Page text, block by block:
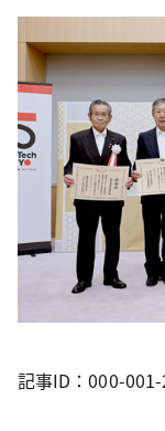
記事ID：000-